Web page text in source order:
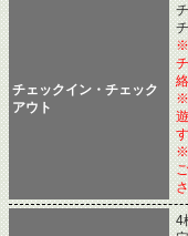
チェックイン・チェック
アウト
※
※
4